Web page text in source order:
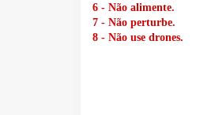
6 - Não alimente.
7 - Não perturbe.
8 - Não use drones.